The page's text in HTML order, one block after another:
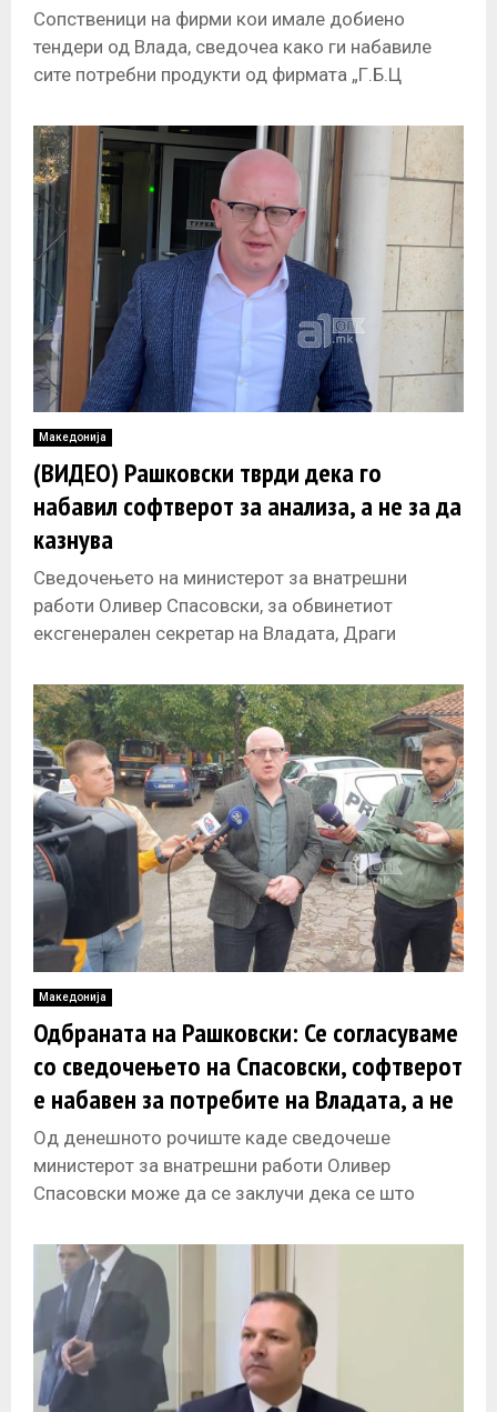
Сопственици на фирми кои имале добиено
тендери од Влада, сведочеа како ги набавиле
сите потребни продукти од фирмата „Г.Б.Ц
Христов,
Македонија
(ВИДЕО) Рашковски тврди дека го
набавил софтверот за анализа, а не за да
казнува
Сведочењето на министерот за внатрешни
работи Оливер Спасовски, за обвинетиот
ексгенерален секретар на Владата, Драги
тезите дека
Македонија
Одбраната на Рашковски: Се согласуваме
со сведочењето на Спасовски, софтверот
е набавен за потребите на Владата, а не
на МВР
Од денешното рочиште каде сведочеше
министерот за внатрешни работи Оливер
Спасовски може да се заклучи дека се што